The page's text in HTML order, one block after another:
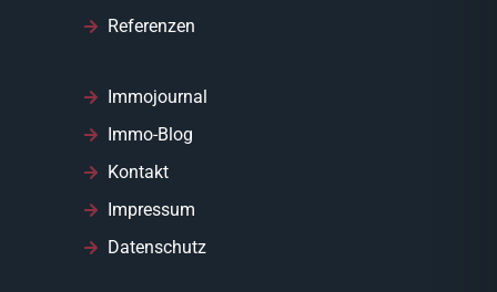
Referenzen
Immojournal
Immo-Blog
Kontakt
Impressum
Datenschutz